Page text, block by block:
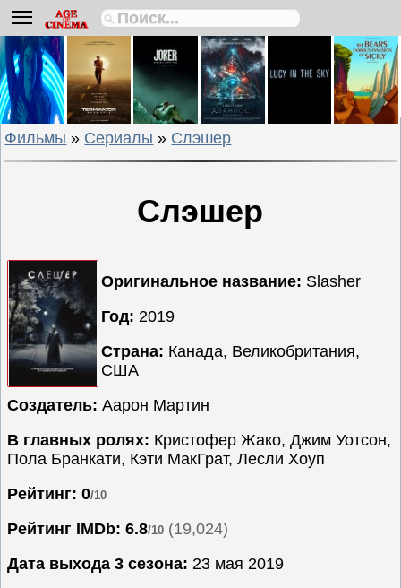
Биографии
Боевики
Вестерны
Военные
Детективы
Драмы
Мелодрамы
Мультфильмы
Мюзиклы
Приключения
Русские
фильмы
Сериалы
Ужасы
Фантастика
Фильмы » Сериалы » Слэшер
Слэшер
Оригинальное название: Slasher
Год: 2019
Страна: Канада, Великобритания,
США
Создатель: Аарон Мартин
В главных ролях: Кристофер Жако, Джим Уотсон,
Пола Бранкати, Кэти МакГрат, Лесли Хоуп
Рейтинг: 0/10
Рейтинг IMDb: 6.8/10 (19,024)
Дата выхода 3 сезона: 23 мая 2019